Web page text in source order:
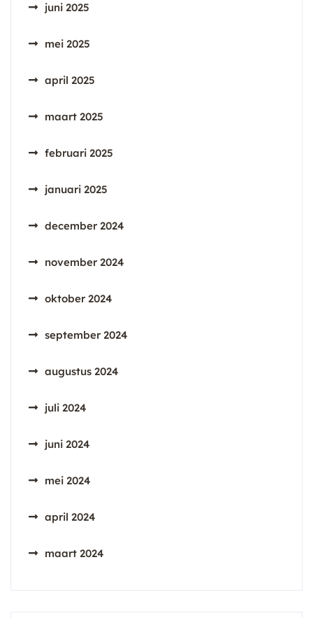
juni 2025
mei 2025
april 2025
maart 2025
februari 2025
januari 2025
december 2024
november 2024
oktober 2024
september 2024
augustus 2024
juli 2024
juni 2024
mei 2024
april 2024
maart 2024